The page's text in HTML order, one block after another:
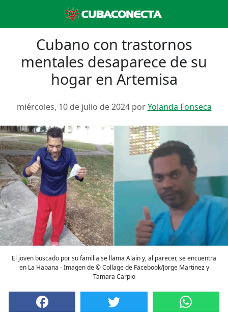
Cubano con trastornos
mentales desaparece de su
hogar en Artemisa
miércoles, 10 de julio de 2024 porYolanda Fonseca
El joven buscado por su familia se llama Alain y, al parecer, se encuentra
en La Habana - Imagen de © Collage de Facebook/Jorge Martinez y
Tamara Carpio